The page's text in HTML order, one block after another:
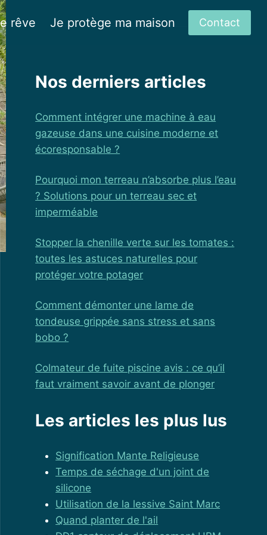
rêve Je protège ma maison Contact
Nos derniers articles
Comment intégrer une machine à eau
gazeuse dans une cuisine moderne et
écoresponsable ?
Pourquoi mon terreau n’absorbe plus l’eau
? Solutions pour un terreau sec et
imperméable
Stopper la chenille verte sur les tomates :
toutes les astuces naturelles pour
protéger votre potager
Comment démonter une lame de
tondeuse grippée sans stress et sans
bobo ?
Colmateur de fuite piscine avis : ce qu’il
faut vraiment savoir avant de plonger
Les articles les plus lus
Signification Mante Religieuse
Temps de séchage d'un joint de
silicone
Utilisation de la lessive Saint Marc
Quand planter de l'ail